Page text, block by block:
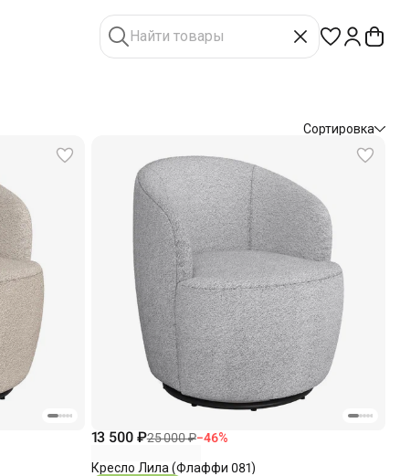
Сортировка
13 500 ₽25 000 ₽−46%
Кресло Лила (Флаффи 081)